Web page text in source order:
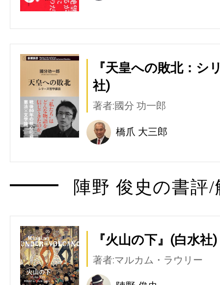
『天皇への敗北：シ
社)
著者:國分 功一郎
橋爪 大三郎
陣野 俊史の書評
『火山の下』(白水社)
著者:マルカム・ラウリー